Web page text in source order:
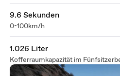
9.6 Sekunden
0-100km/h
1.026 Liter
Kofferraumkapazität im